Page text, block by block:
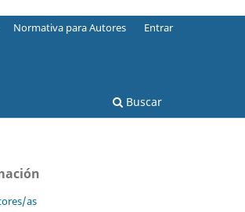
Buscar
Normativa para Autores Entrar
as